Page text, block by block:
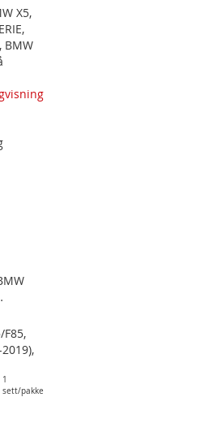
i
X5,
,
, BMW
X5
i
F85,
,
1
sett/pakke